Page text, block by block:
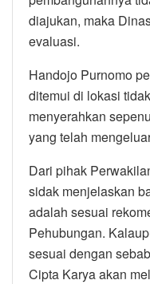
diajukan, maka
evaluasi.
Handojo Purnomo
ditemui di lokasi
menyerahkan
yang telah
Dari pihak
sidak menjelaskan
adalah sesuai
Pehubungan.
sesuai dengan
Cipta Karya akan